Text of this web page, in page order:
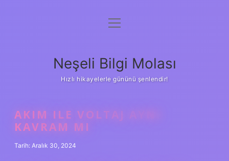
Anasayfa
Yasal Uyarı
menüyü
Neşeli Bilgi Molası
Hızlı hikayelerle gününü şenlendir!
AKIM ILE VOLTAJ AYNI
KAVRAM MI
Tarih: Aralık 30, 2024